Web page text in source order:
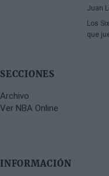
Juan
Los
que
SECCIONES
Archivo
Ver NBA Online
INFORMACIÓN